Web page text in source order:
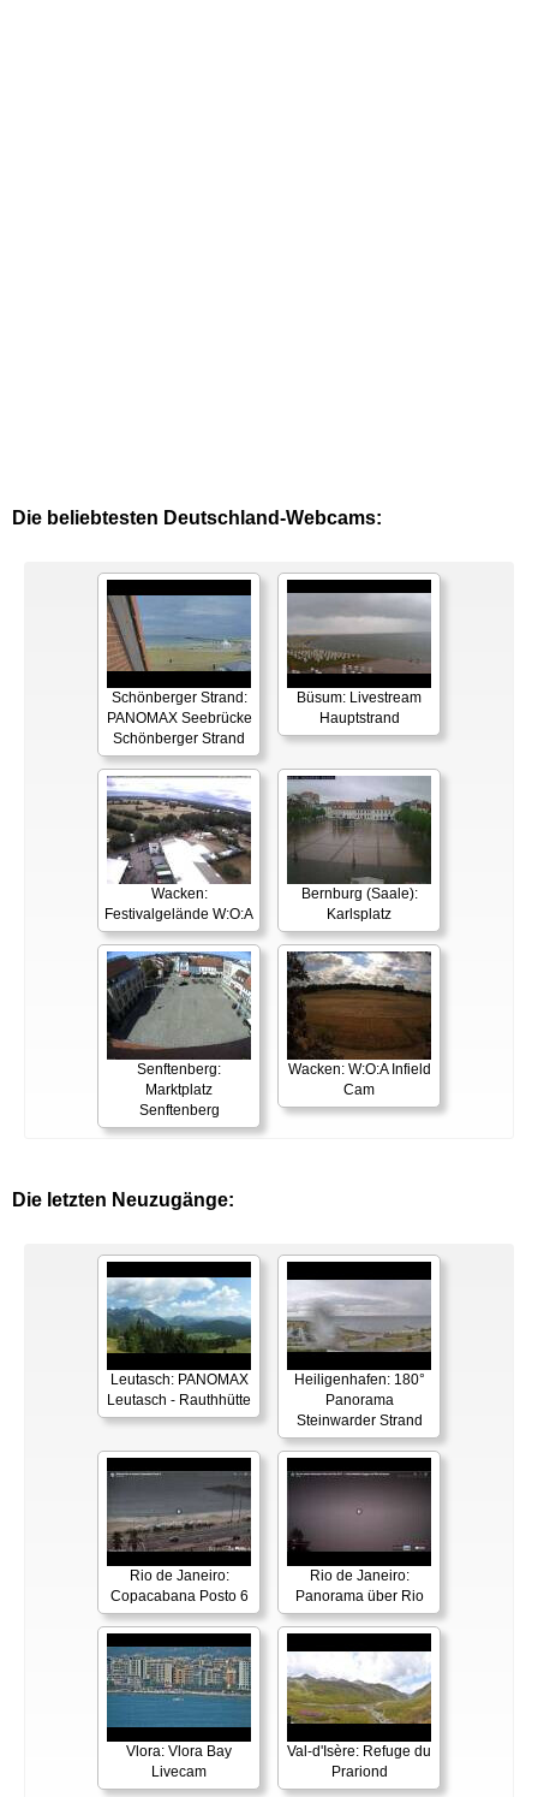
Die beliebtesten Deutschland-Webcams:
Schönberger Strand:
PANOMAX Seebrücke
Schönberger Strand
Büsum: Livestream
Hauptstrand
Wacken:
Festivalgelände W:O:A
Bernburg (Saale):
Karlsplatz
Senftenberg:
Marktplatz
Senftenberg
Wacken: W:O:A Infield
Cam
Die letzten Neuzugänge:
Leutasch: PANOMAX
Leutasch - Rauthhütte
Heiligenhafen: 180°
Panorama
Steinwarder Strand
Rio de Janeiro:
Copacabana Posto 6
Rio de Janeiro:
Panorama über Rio
Vlora: Vlora Bay
Livecam
Val-d'Isère: Refuge du
Prariond